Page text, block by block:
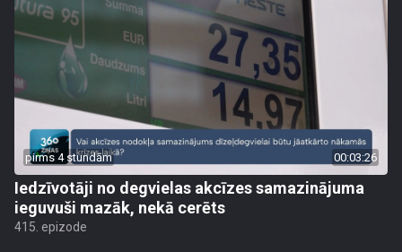
pirms 4 stundām 00:03:26
Iedzīvotāji no degvielas akcīzes samazinājuma
ieguvuši mazāk, nekā cerēts
415. epizode